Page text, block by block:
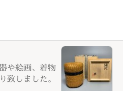
や絵画、着物
致しました。